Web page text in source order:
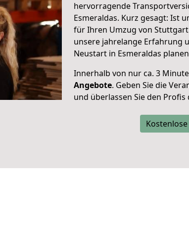
hervorragende
Esmeraldas. Kurz gesagt: Ist
für Ihren Umzug von
unsere jahrelange Erfahrung
Neustart in Esmeraldas
Innerhalb von nur ca. 3
Angebote. Geben Sie die
und überlassen Sie den Profis